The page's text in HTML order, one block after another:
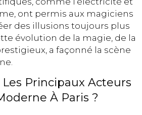
ont permis aux magiciens
des illusions toujours plus
évolution de la magie, de la
a façonné la scène
Principaux Acteurs
À Paris ?